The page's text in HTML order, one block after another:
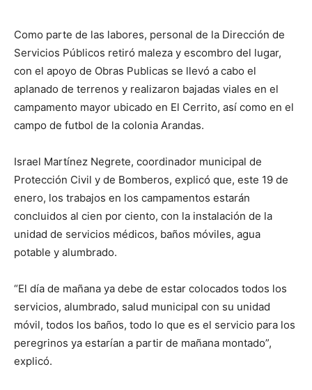
Como parte de las labores, personal de la Dirección de
Servicios Públicos retiró maleza y escombro del lugar,
con el apoyo de Obras Publicas se llevó a cabo el
aplanado de terrenos y realizaron bajadas viales en el
campamento mayor ubicado en El Cerrito, así como en el
campo de futbol de la colonia Arandas.
Israel Martínez Negrete, coordinador municipal de
Protección Civil y de Bomberos, explicó que, este 19 de
enero, los trabajos en los campamentos estarán
concluidos al cien por ciento, con la instalación de la
unidad de servicios médicos, baños móviles, agua
potable y alumbrado.
“El día de mañana ya debe de estar colocados todos los
servicios, alumbrado, salud municipal con su unidad
móvil, todos los baños, todo lo que es el servicio para los
peregrinos ya estarían a partir de mañana montado”,
explicó.